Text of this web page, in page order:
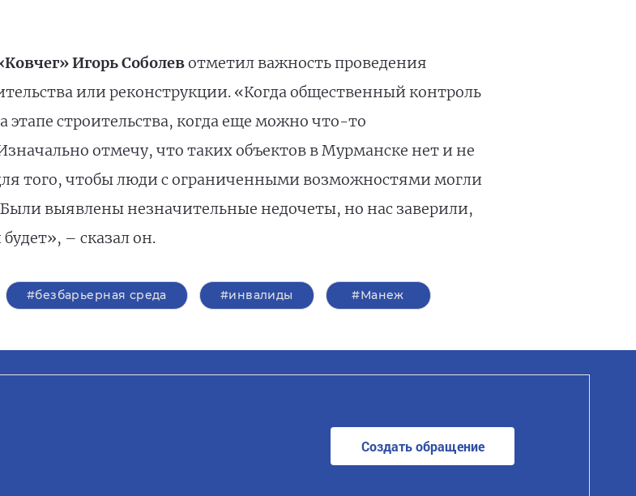
Игорь Соболевотметил важность проведения
или реконструкции. «Когда общественный контроль
строительства, когда еще можно что-то
отмечу, что таких объектов в Мурманске нет и не
того, чтобы люди с ограниченными возможностями могли
выявлены незначительные недочеты, но нас заверили,
– сказал он.
#безбарьерная среда #инвалиды #Манеж
Создать обращение